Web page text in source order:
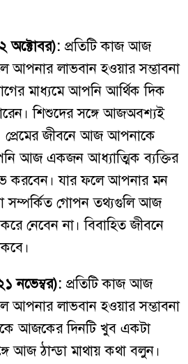
অক্টোবর): প্রতিটি কাজ আজ
আপনার লাভবান হওয়ার সম্ভাবনা
মাধ্যমে আপনি আর্থিক দিক
শিশুদের সঙ্গে আজঅবশ্যই
প্রেমের জীবনে আজ আপনাকে
আজ একজন আধ্যাত্মিক ব্যক্তির
করবেন। যার ফলে আপনার মন
সম্পর্কিত গোপন তথ্যগুলি আজ
নেবেন না। বিবাহিত জীবনে
নভেম্বর): প্রতিটি কাজ আজ
আপনার লাভবান হওয়ার সম্ভাবনা
আজকের দিনটি খুব একটা
আজ ঠান্ডা মাথায় কথা বলুন।